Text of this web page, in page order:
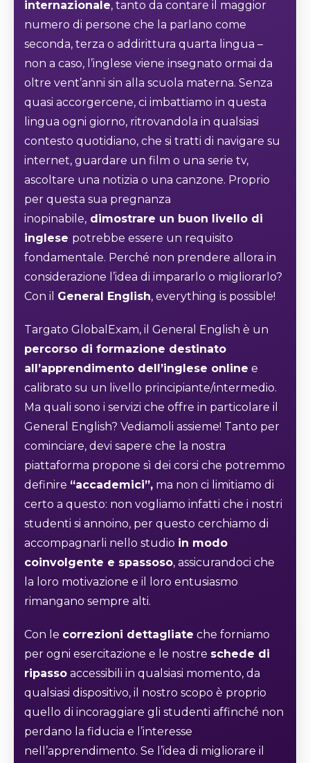
internazionale, tanto da contare il maggior
numero di persone che la parlano come
seconda, terza o addirittura quarta lingua –
non a caso, l’inglese viene insegnato ormai da
oltre vent’anni sin alla scuola materna. Senza
quasi accorgercene, ci imbattiamo in questa
lingua ogni giorno, ritrovandola in qualsiasi
contesto quotidiano, che si tratti di navigare su
internet, guardare un film o una serie tv,
ascoltare una notizia o una canzone. Proprio
per questa sua pregnanza
inopinabile, dimostrare un buon livello di
inglese potrebbe essere un requisito
fondamentale. Perché non prendere allora in
considerazione l’idea di impararlo o migliorarlo?
Con il General English, everything is possible!
Targato GlobalExam, il General English è un
percorso di formazione destinato
all’apprendimento dell’inglese online e
calibrato su un livello principiante/intermedio.
Ma quali sono i servizi che offre in particolare il
General English? Vediamoli assieme! Tanto per
cominciare, devi sapere che la nostra
piattaforma propone sì dei corsi che potremmo
definire “accademici”, ma non ci limitiamo di
certo a questo: non vogliamo infatti che i nostri
studenti si annoino, per questo cerchiamo di
accompagnarli nello studio in modo
coinvolgente e spassoso, assicurandoci che
la loro motivazione e il loro entusiasmo
rimangano sempre alti.
Con le correzioni dettagliate che forniamo
per ogni esercitazione e le nostre schede di
ripasso accessibili in qualsiasi momento, da
qualsiasi dispositivo, il nostro scopo è proprio
quello di incoraggiare gli studenti affinché non
perdano la fiducia e l’interesse
nell’apprendimento. Se l’idea di migliorare il